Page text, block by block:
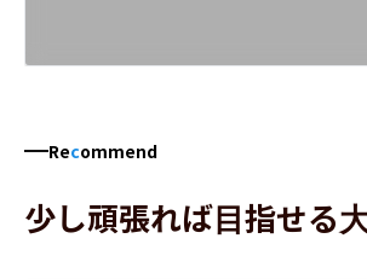
Recommend
少し頑張れば目指せる